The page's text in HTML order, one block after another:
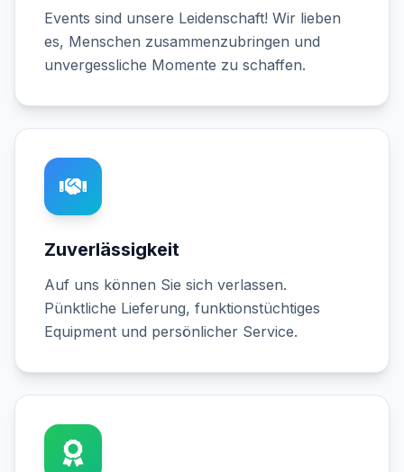
Events sind unsere Leidenschaft! Wir lieben
es, Menschen zusammenzubringen und
unvergessliche Momente zu schaffen.
Zuverlässigkeit
Auf uns können Sie sich verlassen.
Pünktliche Lieferung, funktionstüchtiges
Equipment und persönlicher Service.